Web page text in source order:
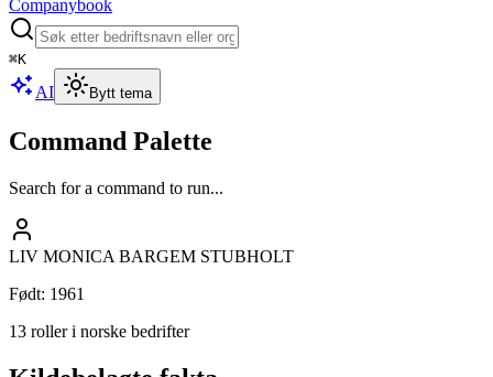
Companybook
⌘K
AI Bytt tema
Command Palette
Search for a command to run...
LIV MONICA BARGEM STUBHOLT
Født: 1961
13 roller i norske bedrifter